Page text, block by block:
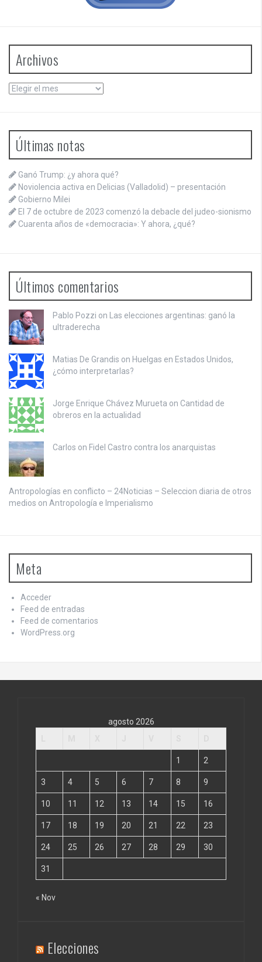
Archivos
Archivos
Últimas notas
Ganó Trump: ¿y ahora qué?
Noviolencia activa en Delicias (Valladolid) – presentación
Gobierno Milei
El 7 de octubre de 2023 comenzó la debacle del judeo-sionismo
Cuarenta años de «democracia»: Y ahora, ¿qué?
Últimos comentarios
Pablo Pozzi on Las elecciones argentinas: ganó la
ultraderecha
Matias De Grandis on Huelgas en Estados Unidos,
¿cómo interpretarlas?
Jorge Enrique Chávez Murueta on Cantidad de
obreros en la actualidad
Carlos on Fidel Castro contra los anarquistas
Antropologías en conflicto – 24Noticias – Seleccion diaria de otros
medios on Antropología e Imperialismo
Meta
Acceder
Feed de entradas
Feed de comentarios
WordPress.org
agosto 2026
1 2
3 4 5 6 7 8 9
10 11 12 13 14 15 16
17 18 19 20 21 22 23
24 25 26 27 28 29 30
31
« Nov
Elecciones